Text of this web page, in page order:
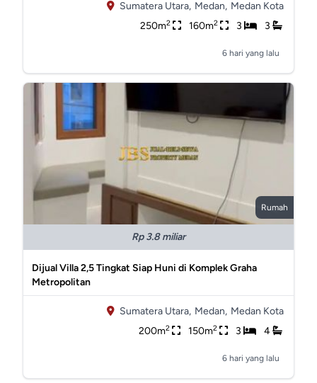
Sumatera Utara, Medan, Medan Kota
250m2 160m2 3 3
6 hari yang lalu
Rumah
Rp 3.8 miliar
Dijual Villa 2,5 Tingkat Siap Huni di Komplek Graha
Metropolitan
Sumatera Utara, Medan, Medan Kota
200m2 150m2 3 4
6 hari yang lalu